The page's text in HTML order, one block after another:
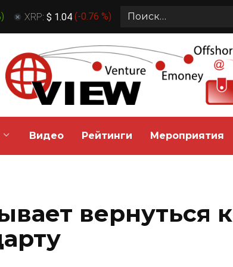
) XRP: $ 1.04 (-0.76 %)
Search
Видео Рейтинги Мероприятия
вернуться к